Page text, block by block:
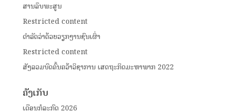
ສານລຶບພະສູນ
Restricted content
ດໍາລັດວ່າດ້ວຍວຽກງານຊົນເຜົ່າ
Restricted content
ສັງລວມບົດຄົ້ນຄວ້າວິຊາການ ເສດຖະກິດມະຫາພາກ 2022
ຄັງເກັບ
ເດືອນກໍລະກົດ 2026